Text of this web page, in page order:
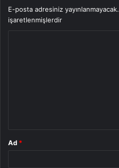
E-posta adresiniz yayınlanmayacak.
işaretlenmişlerdir
Ad *